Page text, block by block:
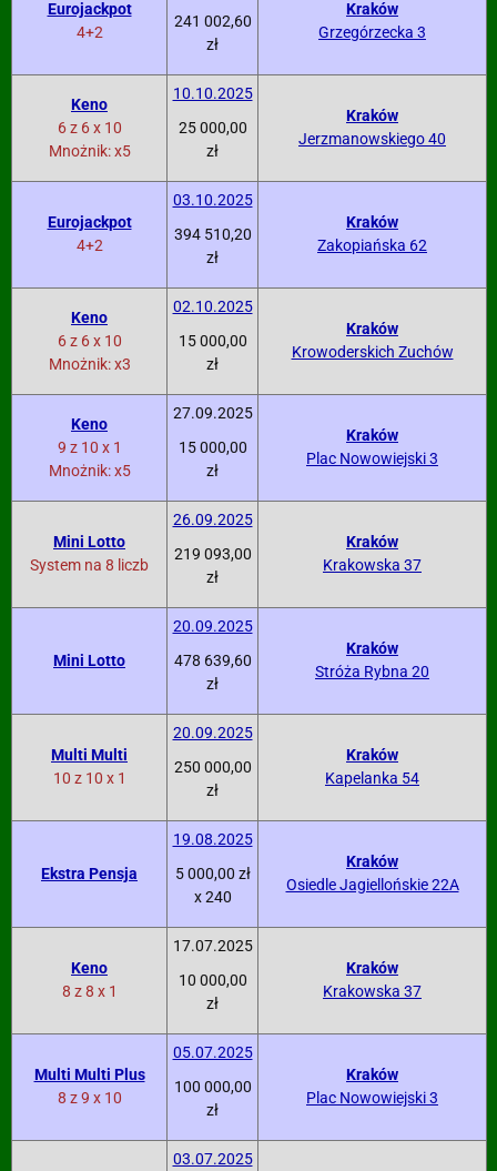
Eurojackpot
4+2
241 002,60
zł
Kraków
Grzegórzecka 3
Keno
6 z 6 x 10
Mnożnik: x5
10.10.2025
25 000,00
zł
Kraków
Jerzmanowskiego 40
Eurojackpot
4+2
03.10.2025
394 510,20
zł
Kraków
Zakopiańska 62
Keno
6 z 6 x 10
Mnożnik: x3
02.10.2025
15 000,00
zł
Kraków
Krowoderskich Zuchów
Keno
9 z 10 x 1
Mnożnik: x5
27.09.2025
15 000,00
zł
Kraków
Plac Nowowiejski 3
Mini Lotto
System na 8 liczb
26.09.2025
219 093,00
zł
Kraków
Krakowska 37
Mini Lotto
20.09.2025
478 639,60
zł
Kraków
Stróża Rybna 20
Multi Multi
10 z 10 x 1
20.09.2025
250 000,00
zł
Kraków
Kapelanka 54
Ekstra Pensja
19.08.2025
5 000,00 zł
x 240
Kraków
Osiedle Jagiellońskie 22A
Keno
8 z 8 x 1
17.07.2025
10 000,00
zł
Kraków
Krakowska 37
Multi Multi Plus
8 z 9 x 10
05.07.2025
100 000,00
zł
Kraków
Plac Nowowiejski 3
03.07.2025